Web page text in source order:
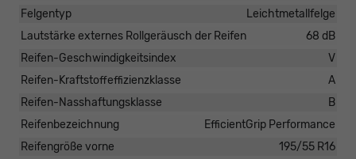
Felgentyp
Leichtmetallfelge
Lautstärke externes Rollgeräusch der Reifen
68 dB
Reifen-Geschwindigkeitsindex
V
Reifen-Kraftstoffeffizienzklasse
A
Reifen-Nasshaftungsklasse
B
Reifenbezeichnung
EfficientGrip Performance
Reifengröße vorne
195/55 R16